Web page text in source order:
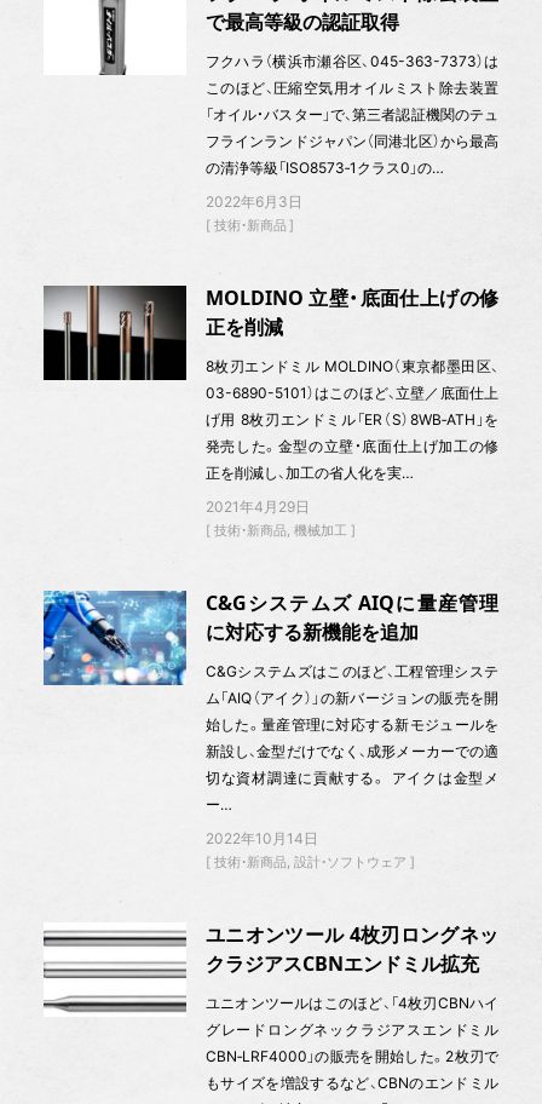
で最高等級の認証取得
フクハラ（横浜市瀬谷区、045-363-7373）は
このほど、圧縮空気用オイルミスト除去装置
「オイル・バスター」で、第三者認証機関のテュ
フラインランドジャパン（同港北区）から最高
の清浄等級「ISO8573‐1クラス0」の…
2022年6月3日
技術・新商品
MOLDINO 立壁・底面仕上げの修
正を削減
8枚刃エンドミル MOLDINO（東京都墨田区、
03-6890-5101）はこのほど、立壁／底面仕上
げ用 8枚刃エンドミル「ER（S）8WB‐ATH」を
発売した。金型の立壁・底面仕上げ加工の修
正を削減し、加工の省人化を実…
2021年4月29日
技術・新商品 機械加工
C&Gシステムズ AIQに量産管理
に対応する新機能を追加
C&Gシステムズはこのほど、工程管理システ
ム「AIQ（アイク）」の新バージョンの販売を開
始した。量産管理に対応する新モジュールを
新設し、金型だけでなく、成形メーカーでの適
切な資材調達に貢献する。 アイクは金型メ
ー…
2022年10月14日
技術・新商品 設計・ソフトウェア
ユニオンツール 4枚刃ロングネッ
クラジアスCBNエンドミル拡充
ユニオンツールはこのほど、「4枚刃CBNハイ
グレードロングネックラジアスエンドミル
CBN‐LRF4000」の販売を開始した。2枚刃で
もサイズを増設するなど、CBNのエンドミル